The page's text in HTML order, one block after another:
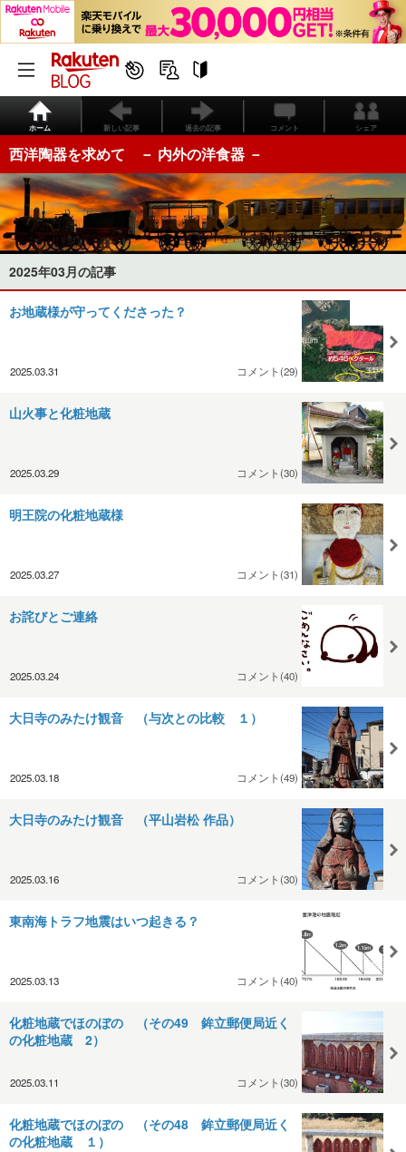
ホーム 新しい記事 過去の記事 コメント シェア
西洋陶器を求めて － 内外の洋食器 －
2025年03月の記事
お地蔵様が守ってくださった？
2025.03.31 コメント(29)
山火事と化粧地蔵
2025.03.29 コメント(30)
明王院の化粧地蔵様
2025.03.27 コメント(31)
お詫びとご連絡
2025.03.24 コメント(40)
大日寺のみたけ観音 （与次との比較 １）
2025.03.18 コメント(49)
大日寺のみたけ観音 （平山岩松 作品）
2025.03.16 コメント(30)
東南海トラフ地震はいつ起きる？
2025.03.13 コメント(40)
化粧地蔵でほのぼの （その49 鉾立郵便局近く
の化粧地蔵 2）
2025.03.11 コメント(30)
化粧地蔵でほのぼの （その48 鉾立郵便局近く
の化粧地蔵 １）